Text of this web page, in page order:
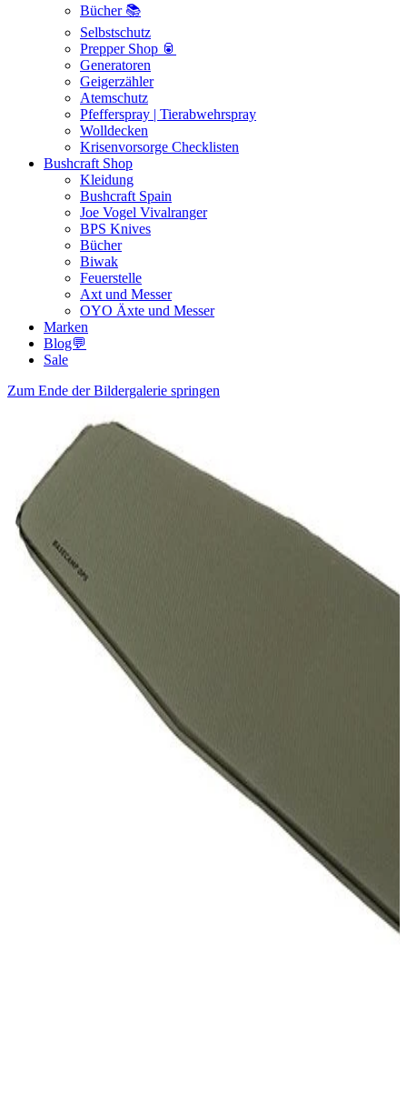
Bücher 📚
Selbstschutz
Prepper Shop 🥫
Generatoren
Geigerzähler
Atemschutz
Pfefferspray | Tierabwehrspray
Wolldecken
Krisenvorsorge Checklisten
Bushcraft Shop
Kleidung
Bushcraft Spain
Joe Vogel Vivalranger
BPS Knives
Bücher
Biwak
Feuerstelle
Axt und Messer
OYO Äxte und Messer
Marken
Blog💬
Sale
Zum Ende der Bildergalerie springen